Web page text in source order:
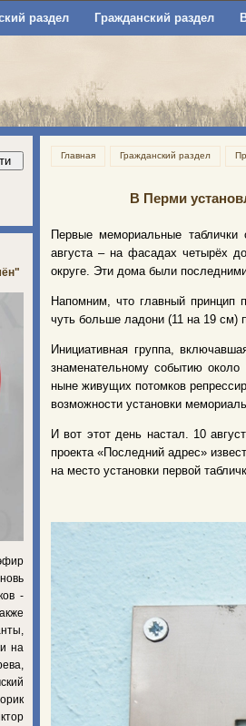
раздел Гражданский раздел
Главная Гражданский раздел
В Перми
Первые мемориальные таблички
августа – на фасадах четырёх
округе. Эти дома были
Напомним, что главный
чуть больше ладони (11 на 19 см)
Инициативная группа,
знаменательному событию около
ныне живущих потомков
возможности установки
И вот этот день настал. 10
проекта «Последний адрес»
на место установки первой
-
на